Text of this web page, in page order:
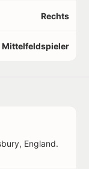
Rechts
Mittelfeldspieler
England.